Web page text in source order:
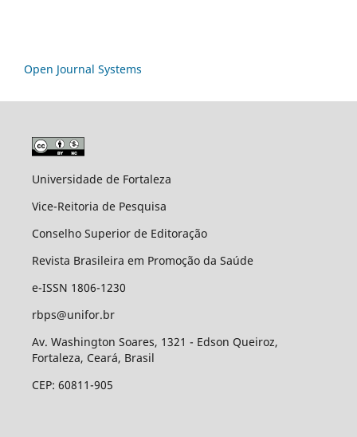
Open Journal Systems
Universidade de Fortaleza
Vice-Reitoria de Pesquisa
Conselho Superior de Editoração
Revista Brasileira em Promoção da Saúde
e-ISSN 1806-1230
rbps@unifor.br
Av. Washington Soares, 1321 - Edson Queiroz,
Fortaleza, Ceará, Brasil
CEP: 60811-905